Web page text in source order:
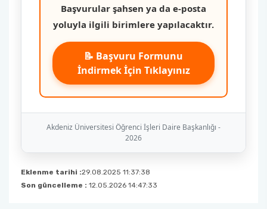
Başvurular şahsen ya da e-posta
yoluyla ilgili birimlere yapılacaktır.
📝 Başvuru Formunu
İndirmek İçin Tıklayınız
Akdeniz Üniversitesi Öğrenci İşleri Daire Başkanlığı -
2026
Eklenme tarihi :29.08.2025 11:37:38
Son güncelleme : 12.05.2026 14:47:33